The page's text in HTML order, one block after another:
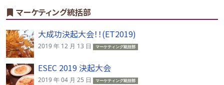
マーケティング統括部
大成功決起大会！！(ET2019)
2019 年 12 月 13 日 マーケティング統括部
ESEC 2019 決起大会
2019 年 04 月 25 日 マーケティング統括部